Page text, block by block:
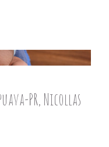
PR, Nicollas